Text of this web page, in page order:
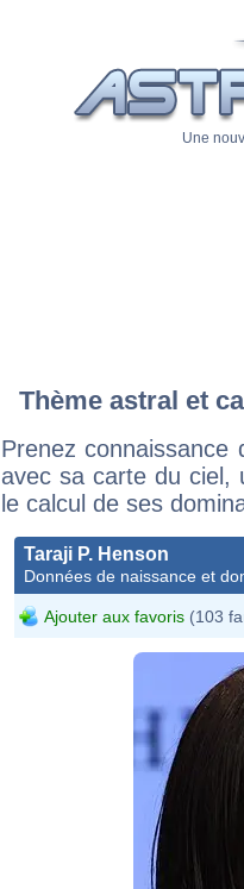
Une
Thème astral et
Prenez connaissance
avec sa carte du ciel,
le calcul de ses
Taraji P. Henson
Données de naissance et
Ajouter aux favoris (103